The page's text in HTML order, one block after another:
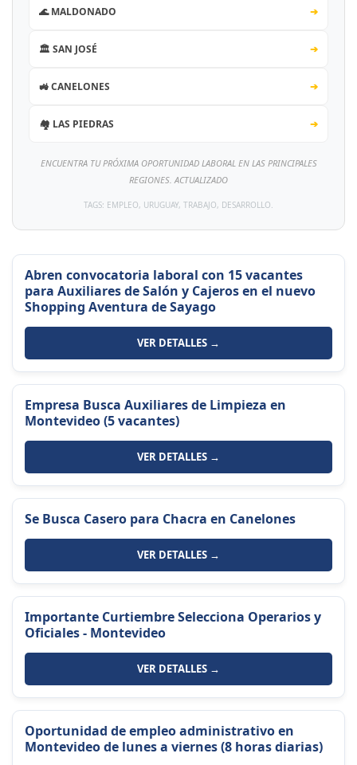
🌊 MALDONADO ➔
🏛️ SAN JOSÉ ➔
🚜 CANELONES ➔
🏘️ LAS PIEDRAS ➔
ENCUENTRA TU PRÓXIMA OPORTUNIDAD LABORAL EN LAS PRINCIPALES
REGIONES. ACTUALIZADO
TAGS: EMPLEO, URUGUAY, TRABAJO, DESARROLLO.
Abren convocatoria laboral con 15 vacantes
para Auxiliares de Salón y Cajeros en el nuevo
Shopping Aventura de Sayago
VER DETALLES →
Empresa Busca Auxiliares de Limpieza en
Montevideo (5 vacantes)
VER DETALLES →
Se Busca Casero para Chacra en Canelones
VER DETALLES →
Importante Curtiembre Selecciona Operarios y
Oficiales - Montevideo
VER DETALLES →
Oportunidad de empleo administrativo en
Montevideo de lunes a viernes (8 horas diarias)